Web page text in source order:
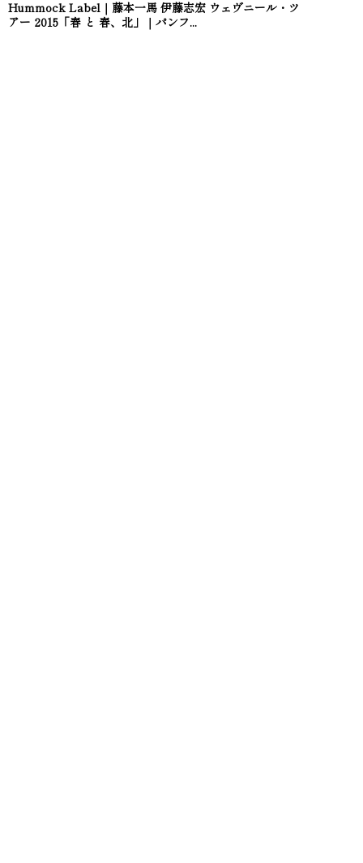
Hummock Label｜藤本一馬 伊藤志宏 ウェヴニール・ツ
アー 2015「春 と 春、北」｜パンフ...